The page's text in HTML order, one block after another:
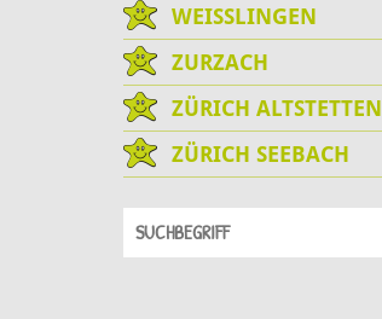
WEISSLINGEN
ZURZACH
ZÜRICH ALTSTETTEN
ZÜRICH SEEBACH